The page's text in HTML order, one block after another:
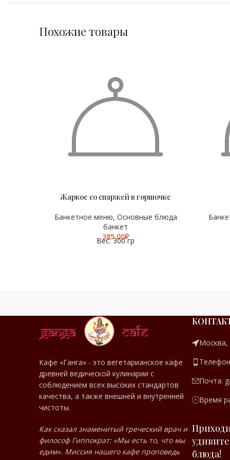
Похожие товары
ВЕС 300 гр
Жаркое со спаржей в горшочке
Банкетное меню, Основные блюда
банкет
₽
Вес: 300 гр
МЕНЮ
РЕСТОРАНА
Кафе «Ганга» - это вегетарианское кафе
древней ведической кулинарии с
соблюдением всех высоких стандартов
качества, а также внешней и внутренней
чистоты.
Как сказал знаменитый греческий врач и
философ Гиппократ: «Мы есть то, что мы
едим». Миссия нашего кафе проповедь
Москва,
Почта:
Время
блюда!